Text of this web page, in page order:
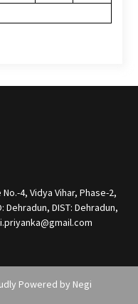
4, Vidya Vihar, Phase-2,
DIST: Dehradun,
Powered by Negi